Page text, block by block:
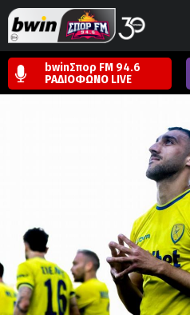
bwinΣπορ FM 94.6
ΡΑΔΙΟΦΩΝΟ LIVE